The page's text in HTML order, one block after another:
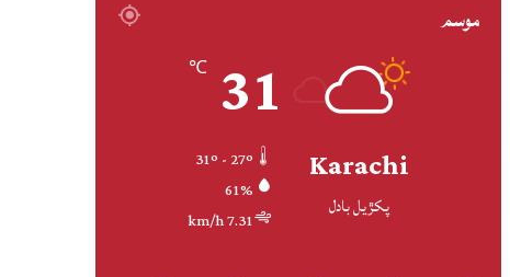
موسم
Karachi
پکڙيل بادل
31
℃
61%
7.31 km/h